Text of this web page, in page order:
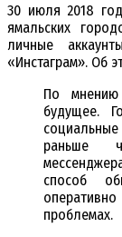
30 июля 2018
ямальских
личные
«Инстаграм». Об
По
будущее.
раньше
способ
проблемах.